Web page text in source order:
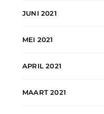
JUNI 2021
MEI 2021
APRIL 2021
MAART 2021